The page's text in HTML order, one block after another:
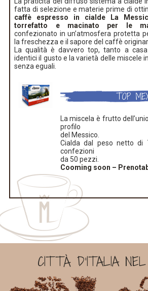
fatta di selezione e materie prime di
caffè espresso in cialde
La
torrefatto e macinato per le
confezionato in un’atmosfera protetta
la freschezza e il sapore del caffè
La qualità è davvero top, tanto a
identici il gusto e la varietà delle miscele
senza eguali.
TOP
La miscela è frutto
profilo
del Messico.
Cialda dal peso netto di
confezioni
da 50 pezzi.
Cooming soon –
CITTÀ D'ITALIA NEL